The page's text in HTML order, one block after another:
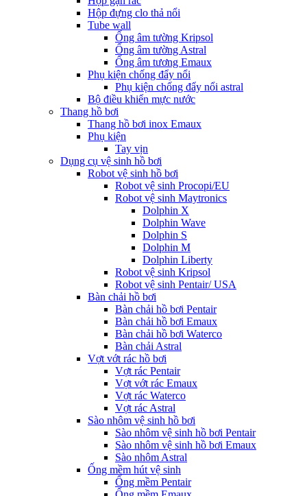
Hộp đựng clo thả nổi
Tube wall
Ống âm tường Kripsol
Ống âm tường Astral
Ống âm tương Emaux
Phụ kiện chống đẩy nổi
Phụ kiện chống đẩy nổi astral
Bộ điều khiển mực nước
Thang hồ bơi
Thang hồ bơi inox Emaux
Phụ kiện
Tay vịn
Dụng cụ vệ sinh hồ bơi
Robot vệ sinh hồ bơi
Robot vệ sinh Procopi/EU
Robot vệ sinh Maytronics
Dolphin X
Dolphin Wave
Dolphin S
Dolphin M
Dolphin Liberty
Robot vệ sinh Kripsol
Robot vệ sinh Pentair/ USA
Bàn chải hồ bơi
Bàn chải hồ bơi Pentair
Bàn chải hồ bơi Emaux
Bàn chải hồ bơi Waterco
Bàn chải Astral
Vợt vớt rác hồ bơi
Vợt rác Pentair
Vợt vớt rác Emaux
Vợt rác Waterco
Vợt rác Astral
Sào nhôm vệ sinh hồ bơi
Sào nhôm vệ sinh hồ bơi Pentair
Sào nhôm vệ sinh hồ bơi Emaux
Sào nhôm Astral
Ống mềm hút vệ sinh
Ống mềm Pentair